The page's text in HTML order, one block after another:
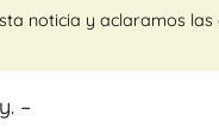
noticia y aclaramos
–